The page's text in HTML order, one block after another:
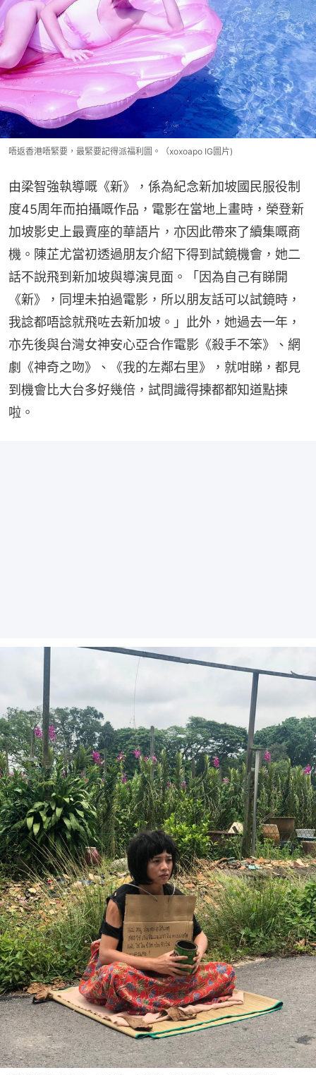
唔返香港唔緊要，最緊要記得派福利圖。（xoxoapo IG圖片)
由梁智強執導嘅《新》，係為紀念新加坡國民服役制
度45周年而拍攝嘅作品，電影在當地上畫時，榮登新
加坡影史上最賣座的華語片，亦因此帶來了續集嘅商
機。陳芷尤當初透過朋友介紹下得到試鏡機會，她二
話不說飛到新加坡與導演見面。「因為自己有睇開
《新》，同埋未拍過電影，所以朋友話可以試鏡時，
我諗都唔諗就飛咗去新加坡。」此外，她過去一年，
亦先後與台灣女神安心亞合作電影《殺手不笨》、網
劇《神奇之吻》、《我的左鄰右里》，就咁睇，都見
到機會比大台多好幾倍，試問識得揀都都知道點揀
啦。